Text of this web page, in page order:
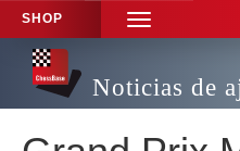
SHOP
TOGGLE
NAVIGATION
Noticias de